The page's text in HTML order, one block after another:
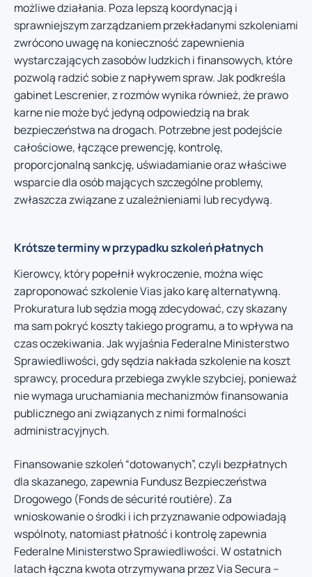
możliwe działania. Poza lepszą koordynacją i
sprawniejszym zarządzaniem przekładanymi szkoleniami
zwrócono uwagę na konieczność zapewnienia
wystarczających zasobów ludzkich i finansowych, które
pozwolą radzić sobie z napływem spraw. Jak podkreśla
gabinet Lescrenier, z rozmów wynika również, że prawo
karne nie może być jedyną odpowiedzią na brak
bezpieczeństwa na drogach. Potrzebne jest podejście
całościowe, łączące prewencję, kontrolę,
proporcjonalną sankcję, uświadamianie oraz właściwe
wsparcie dla osób mających szczególne problemy,
zwłaszcza związane z uzależnieniami lub recydywą.
Krótsze terminy w przypadku szkoleń płatnych
Kierowcy, który popełnił wykroczenie, można więc
zaproponować szkolenie Vias jako karę alternatywną.
Prokuratura lub sędzia mogą zdecydować, czy skazany
ma sam pokryć koszty takiego programu, a to wpływa na
czas oczekiwania. Jak wyjaśnia Federalne Ministerstwo
Sprawiedliwości, gdy sędzia nakłada szkolenie na koszt
sprawcy, procedura przebiega zwykle szybciej, ponieważ
nie wymaga uruchamiania mechanizmów finansowania
publicznego ani związanych z nimi formalności
administracyjnych.
Finansowanie szkoleń “dotowanych”, czyli bezpłatnych
dla skazanego, zapewnia Fundusz Bezpieczeństwa
Drogowego (Fonds de sécurité routière). Za
wnioskowanie o środki i ich przyznawanie odpowiadają
wspólnoty, natomiast płatność i kontrolę zapewnia
Federalne Ministerstwo Sprawiedliwości. W ostatnich
latach łączna kwota otrzymywana przez Via Secura –